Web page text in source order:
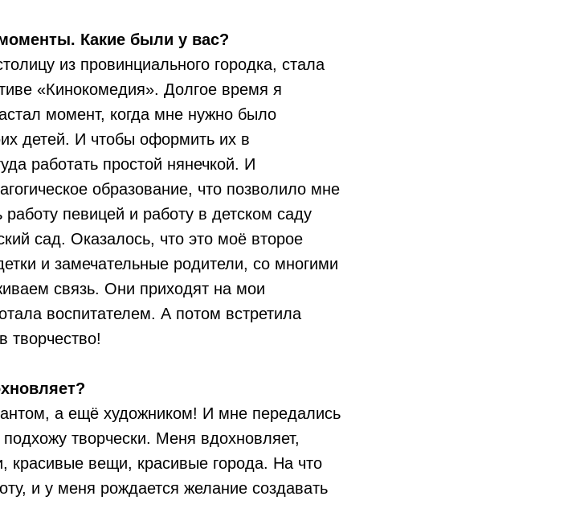
Какие были у вас?
из провинциального городка, стала
«Кинокомедия». Долгое время я
момент, когда мне нужно было
детей. И чтобы оформить их в
работать простой нянечкой. И
образование, что позволило мне
певицей и работу в детском саду
сад. Оказалось, что это моё второе
и замечательные родители, со многими
связь. Они приходят на мои
воспитателем. А потом встретила
творчество!
а ещё художником! И мне передались
творчески. Меня вдохновляет,
красивые вещи, красивые города. На что
и у меня рождается желание создавать